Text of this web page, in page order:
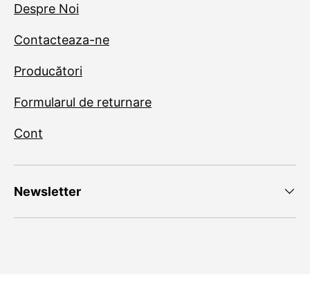
Despre Noi
Contacteaza-ne
Producători
Formularul de returnare
Cont
Newsletter